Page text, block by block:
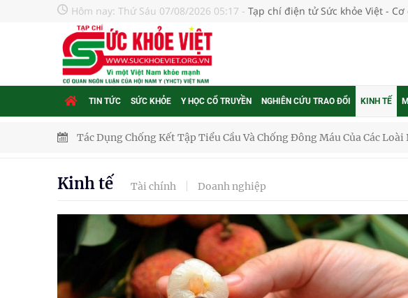
Hôm nay: Thứ Sáu 07/08/2026 05:17 - Tạp chí điện tử Sức khỏe Việt -
TIN TỨC SỨC KHỎE Y HỌC CỔ TRUYỀN NGHIÊN CỨU TRAO ĐỔI KINH TẾ
Xây dựng bản đồ mạng lưới cấp cứu ngoại viện toàn quốc
bảo vệ sức khỏe Nhân dân
Không chỉ cắt tóc, Đông Tây Barbershop dành nguồn lực cho môi
Bệnh viện không được thu thêm tiền của người bệnh bảo hiểm y tế
Kinh tế Tài chính Doanh nghiệp